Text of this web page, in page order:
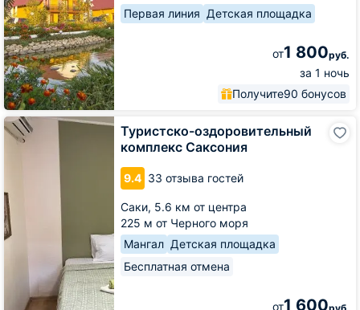
Первая линия Детская площадка
от1 800руб.
за 1 ночь
Получите90 бонусов
Туристско-оздоровительный
комплекс Саксония
9.4 33 отзыва гостей
Саки, 5.6 км от центра
225 м от Черного моря
Мангал Детская площадка
Бесплатная отмена
от1 600
Туристско-
оздоровительный